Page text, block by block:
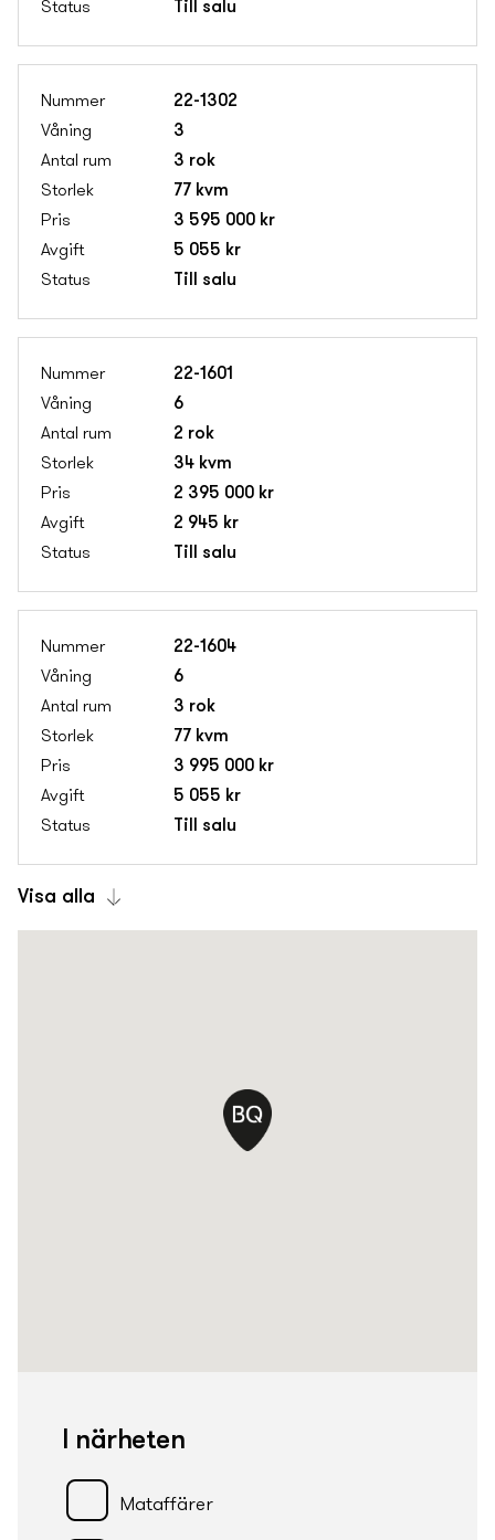
Till salu
22-1302
3
3 rok
77 kvm
3 595 000 kr
5 055 kr
Till salu
22-1601
6
2 rok
34 kvm
2 395 000 kr
2 945 kr
Till salu
22-1604
6
3 rok
77 kvm
3 995 000 kr
5 055 kr
Till salu
Visa alla
I närheten
Mataffärer